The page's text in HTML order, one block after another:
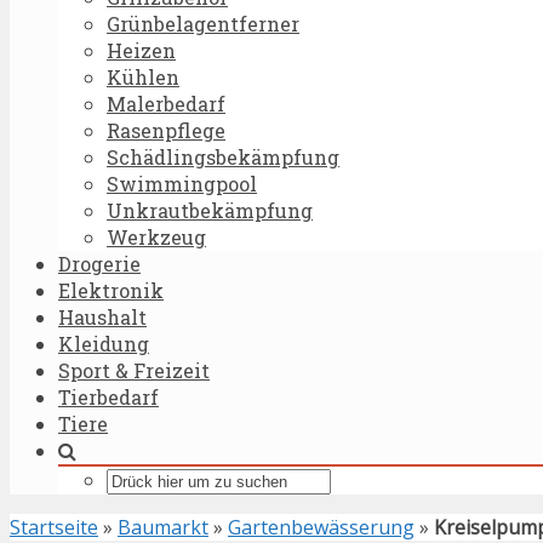
Grünbelagentferner
Heizen
Kühlen
Malerbedarf
Rasenpflege
Schädlingsbekämpfung
Swimmingpool
Unkrautbekämpfung
Werkzeug
Drogerie
Elektronik
Haushalt
Kleidung
Sport & Freizeit
Tierbedarf
Tiere
Startseite » Baumarkt» Gartenbewässerung»